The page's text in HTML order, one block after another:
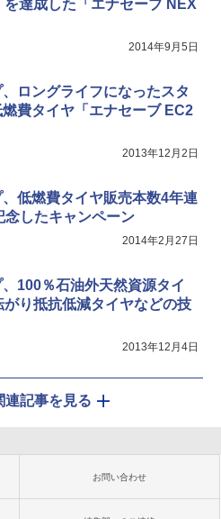
を達成した「エナセーブ NEX
2014年9月5日
ロングライフになったスタ
燃費タイヤ「エナセーブ EC2
2013年12月2日
低燃費タイヤ販売本数4年連
念したキャンペーン
2014年2月27日
100％石油外天然資源タイ
がり抵抗低減タイヤなどの技
2013年12月4日
連記事を見る
お問い合わせ